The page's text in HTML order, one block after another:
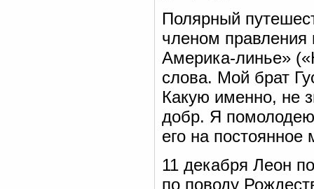
Полярный
членом правления
Америка-линье»
слова. Мой брат
Какую именно, не
добр. Я помолодею
его на постоянное
11 декабря Леон
по поводу